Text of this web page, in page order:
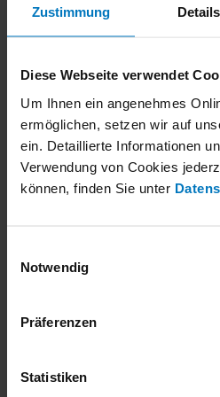
Zustimmung Details
Diese Webseite verwendet
Um Ihnen ein angenehmes
ermöglichen, setzen wir auf
ein. Detaillierte Informationen
Verwendung von Cookies
können, finden Sie unter
Notwendig
Präferenzen
Statistiken
Privacy Notice
Kontaktná
Vyhľadávacie slová
Kontakt
Menu
Udržateľnosť
Vzduchotechnika